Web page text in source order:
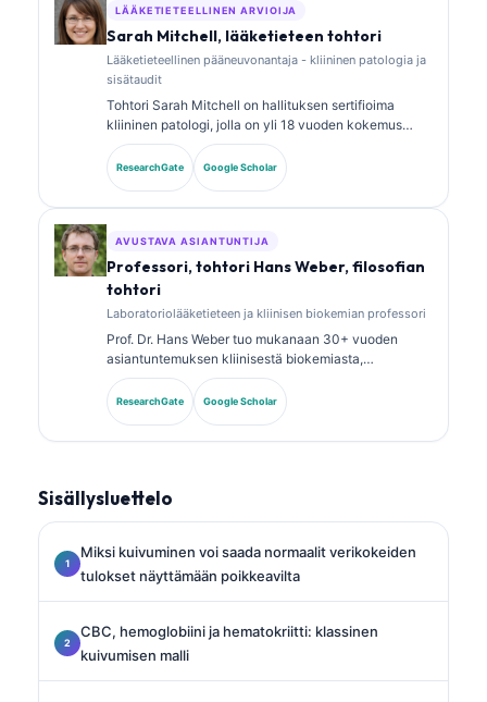
tarkkuutta. Tohtori Klein on julkaissut laajasti
biomarkkereiden tulkinnasta ja
laboratoriolääketieteen aiheista.
LÄÄKETIETEELLINEN ARVIOIJA
Sarah Mitchell, lääketieteen tohtori
Lääketieteellinen pääneuvonantaja - kliininen patologia ja
sisätaudit
Tohtori Sarah Mitchell on hallituksen sertifioima
kliininen patologi, jolla on yli 18 vuoden kokemus
laboratoriolääketieteestä ja diagnostisesta
analyysistä. Hänellä on erikoistason sertifikaatit
kliinisen kemian alalta, ja hän on julkaissut laajasti
ResearchGate Google Scholar
AVUSTAVA ASIANTUNTIJA
Professori, tohtori Hans Weber, filosofian
tohtori
Laboratoriolääketieteen ja kliinisen biokemian professori
Prof. Dr. Hans Weber tuo mukanaan 30+ vuoden
asiantuntemuksen kliinisestä biokemiasta,
laboratoriolääketieteestä ja
biomarkkeritutkimuksesta. Hän oli aiemmin Saksan
kliinisen kemian seuran (German Society for Clinical
laboratoriolääketieteeseen.
ResearchGate Google Scholar
Sisällysluettelo
Miksi kuivuminen voi saada normaalit verikokeiden
tulokset näyttämään poikkeavilta
CBC, hemoglobiini ja hematokriitti: klassinen
kuivumisen malli